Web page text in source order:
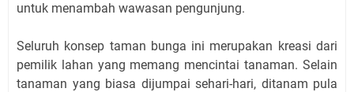
untuk menambah wawasan pengunjung.
Seluruh konsep taman bunga ini merupakan kreasi dari
pemilik lahan yang memang mencintai tanaman. Selain
tanaman yang biasa dijumpai sehari-hari, ditanam pula